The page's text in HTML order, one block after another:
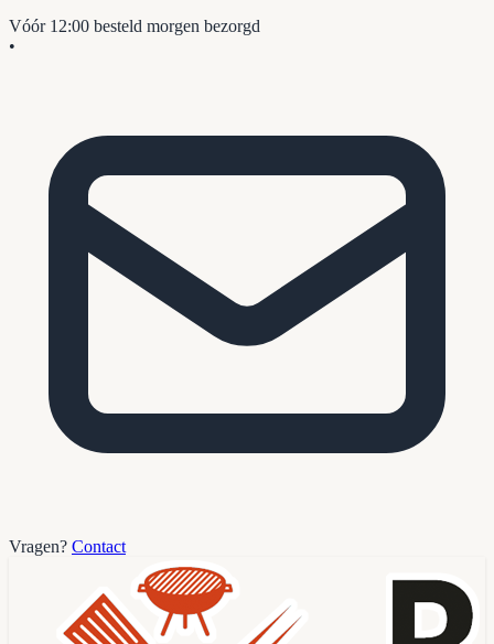
Vóór 12:00 besteld morgen bezorgd
•
Vragen? Contact